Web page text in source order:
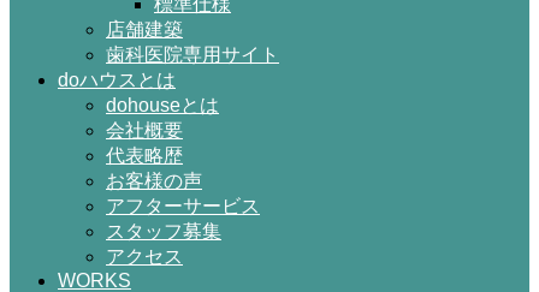
標準仕様
店舗建築
歯科医院専用サイト
doハウスとは
dohouseとは
会社概要
代表略歴
お客様の声
アフターサービス
スタッフ募集
アクセス
WORKS